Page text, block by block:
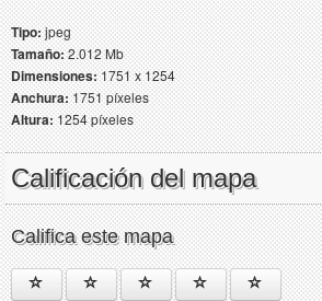
Tipo:jpeg
Tamaño:2.012 Mb
Dimensiones:1751 x 1254
Anchura:1751 píxeles
Altura:1254 píxeles
Calificación del mapa
Califica este mapa